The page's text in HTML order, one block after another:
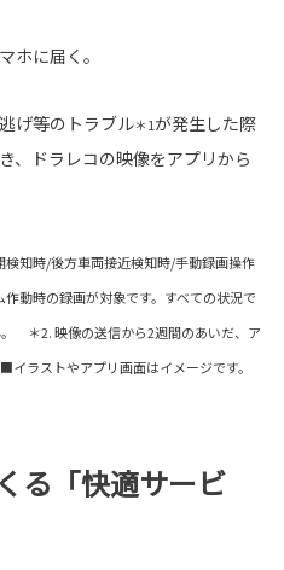
ホに届く。
げ等のトラブル＊1が発生した際
、ドラレコの映像をアプリから
知時/後方車両接近検知時/手動録画操作
動時の録画が対象です。すべての状況で
＊2. 映像の送信から2週間のあいだ、ア
ラストやアプリ画面はイメージです。
る「快適サービ